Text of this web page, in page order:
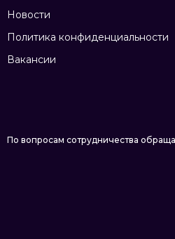
Новости
Политика конфиденциальности
Вакансии
По вопросам сотрудничества